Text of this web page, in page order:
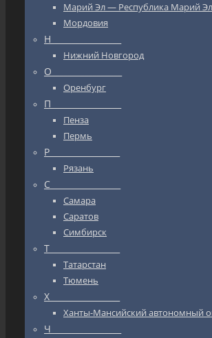
Марий Эл — Республика Марий Эл
Мордовия
Н_________________
Нижний Новгород
О_________________
Оренбург
П_________________
Пенза
Пермь
Р_________________
Рязань
С_________________
Самара
Саратов
Симбирск
Т_________________
Татарстан
Тюмень
Х_________________
Ханты-Мансийский автономный
Ч_________________